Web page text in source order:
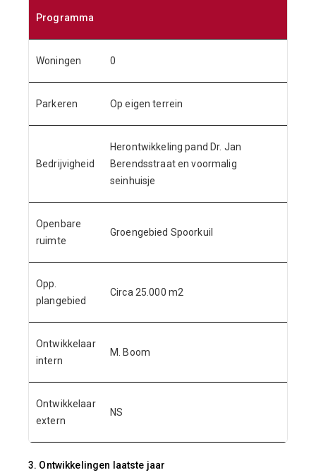
Programma
Woningen 0
Parkeren Op eigen terrein
Bedrijvigheid
Herontwikkeling pand Dr. Jan
Berendsstraat en voormalig
seinhuisje
Openbare
ruimte
Groengebied Spoorkuil
Opp.
plangebied
Circa 25.000 m2
Ontwikkelaar
intern
M. Boom
Ontwikkelaar
extern
NS
3. Ontwikkelingen laatste jaar